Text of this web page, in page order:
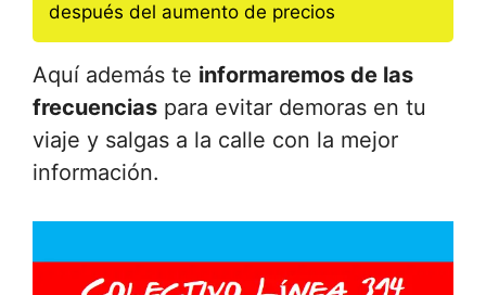
después del aumento de precios
Aquí además te informaremos de las
frecuencias para evitar demoras en tu
viaje y salgas a la calle con la mejor
información.